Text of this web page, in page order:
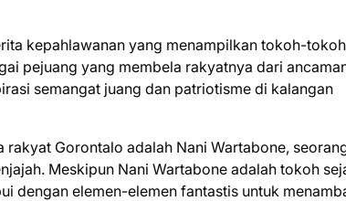
kepahlawanan yang menampilkan tokoh-tokoh
pejuang yang membela rakyatnya dari
semangat juang dan patriotisme di kalangan
Gorontalo adalah Nani Wartabone,
Meskipun Nani Wartabone adalah tokoh
dengan elemen-elemen fantastis untuk